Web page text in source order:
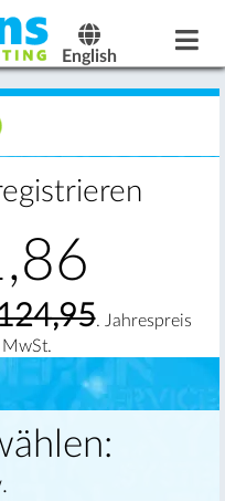
English
. Jahrespreis